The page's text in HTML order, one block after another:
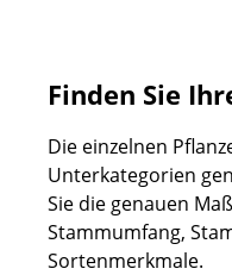
Finden Sie
Die einzelnen
Unterkategorien
Sie die genauen
Stammumfang,
Sortenmerkmale.